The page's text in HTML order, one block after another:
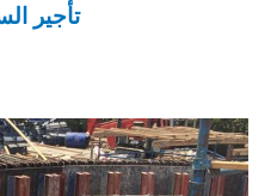
تأجير السقالات